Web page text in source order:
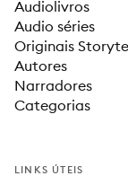
Audiolivros
Audio séries
Originais
Autores
Narradores
Categorias
LINKS ÚTEIS